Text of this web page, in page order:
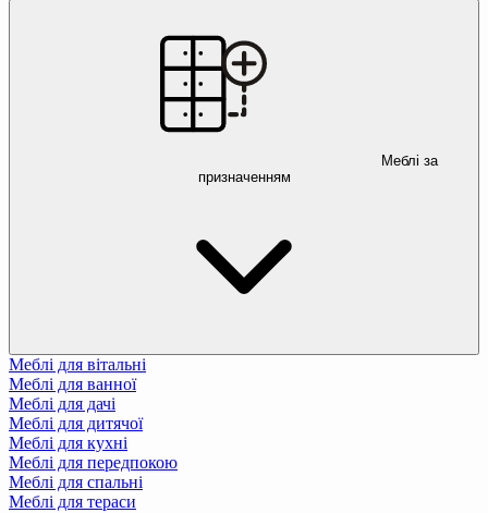
Меблі за
призначенням
Меблі для вітальні
Меблі для ванної
Меблі для дачі
Меблі для дитячої
Меблі для кухні
Меблі для передпокою
Меблі для спальні
Меблі для тераси